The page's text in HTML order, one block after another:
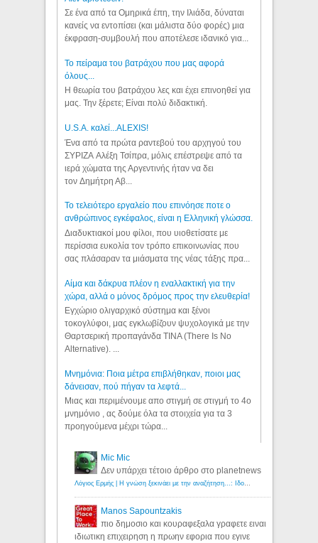
Σε ένα από τα Ομηρικά έπη, την Ιλιάδα, δύναται
κανείς να εντοπίσει (και μάλιστα δύο φορές) μια
έκφραση-συμβουλή που αποτέλεσε ιδανικό για...
Το πείραμα του βατράχου που μας αφορά
όλους...
Η θεωρία του βατράχου λες και έχει επινοηθεί για
μας. Την ξέρετε; Είναι πολύ διδακτική.
U.S.A. καλεί...ALEXIS!
Ένα από τα πρώτα ραντεβού του αρχηγού του
ΣΥΡΙΖΑ Αλέξη Τσίπρα, μόλις επέστρεψε από τα
ιερά χώματα της Αργεντινής ήταν να δει
τον Δημήτρη Αβ...
Το τελειότερο εργαλείο που επινόησε ποτε ο
ανθρώπινος εγκέφαλος, είναι η Ελληνική γλώσσα.
Διαδυκτιακοί μου φίλοι, που υιοθετίσατε με
περίσσια ευκολία τον τρόπο επικοινωνίας που
σας πλάσαραν τα μιάσματα της νέας τάξης πρα...
Αίμα και δάκρυα πλέον η εναλλακτική για την
χώρα, αλλά ο μόνος δρόμος προς την ελευθερία!
Εγχώριο ολιγαρχικό σύστημα και ξένοι
τοκογλύφοι, μας εγκλωβίζουν ψυχολογικά με την
Θαρτσερική προπαγάνδα TINA (There Is No
Alternative). ...
Μνημόνια: Ποια μέτρα επιβλήθηκαν, ποιοι μας
δάνεισαν, πού πήγαν τα λεφτά...
Μιας και περιμένουμε απο στιγμή σε στιγμή το 4ο
μνημόνιο , ας δούμε όλα τα στοιχεία για τα 3
προηγούμενα μέχρι τώρα...
Mic Mic
Δεν υπάρχει τέτοιο άρθρο στο planetnews
Manos Sapountzakis
πιο δημοσιο και κουραφεξαλα γραφετε ειναι
ιδιωτικη επιχειρηση η πρωην εφορια που εγινε